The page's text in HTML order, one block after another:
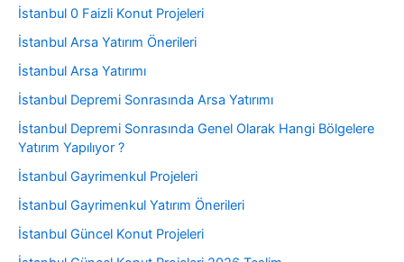
İstanbul 0 Faizli Konut Projeleri
İstanbul Arsa Yatırım Önerileri
İstanbul Arsa Yatırımı
İstanbul Depremi Sonrasında Arsa Yatırımı
İstanbul Depremi Sonrasında Genel Olarak Hangi Bölgelere
Yatırım Yapılıyor ?
İstanbul Gayrimenkul Projeleri
İstanbul Gayrimenkul Yatırım Önerileri
İstanbul Güncel Konut Projeleri